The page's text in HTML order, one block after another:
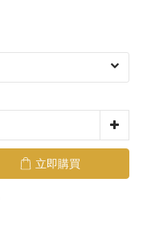
立即購買